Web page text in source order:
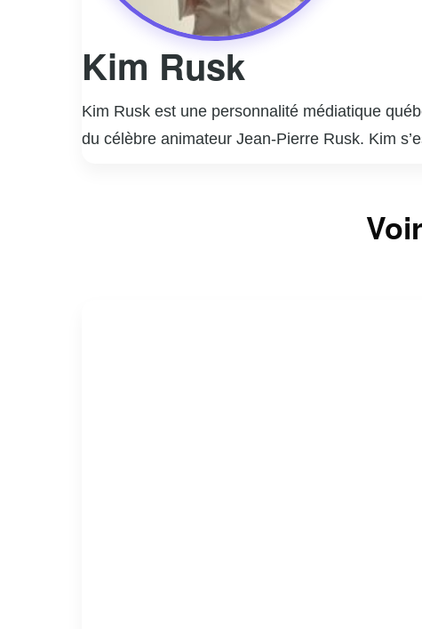
Kim Rusk
Kim Rusk est une personnalité médiatique
du célèbre animateur Jean-Pierre Rusk. Kim
marqué les ondes de stations comme CKOI